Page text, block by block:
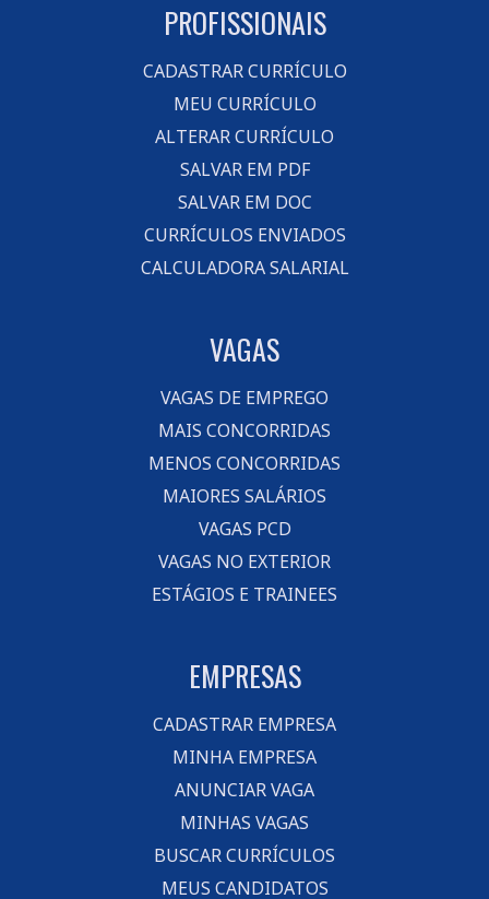
PROFISSIONAIS
CADASTRAR CURRÍCULO
MEU CURRÍCULO
ALTERAR CURRÍCULO
SALVAR EM PDF
SALVAR EM DOC
CURRÍCULOS ENVIADOS
CALCULADORA SALARIAL
VAGAS
VAGAS DE EMPREGO
MAIS CONCORRIDAS
MENOS CONCORRIDAS
MAIORES SALÁRIOS
VAGAS PCD
VAGAS NO EXTERIOR
ESTÁGIOS E TRAINEES
EMPRESAS
CADASTRAR EMPRESA
MINHA EMPRESA
ANUNCIAR VAGA
MINHAS VAGAS
BUSCAR CURRÍCULOS
MEUS CANDIDATOS